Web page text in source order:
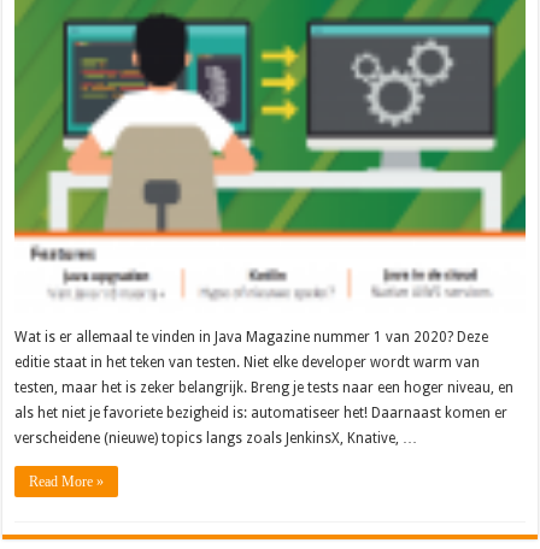
Wat is er allemaal te vinden in Java Magazine nummer 1 van 2020? Deze
editie staat in het teken van testen. Niet elke developer wordt warm van
testen, maar het is zeker belangrijk. Breng je tests naar een hoger niveau, en
als het niet je favoriete bezigheid is: automatiseer het! Daarnaast komen er
verscheidene (nieuwe) topics langs zoals JenkinsX, Knative, …
Read More »